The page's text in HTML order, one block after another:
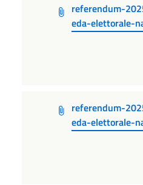
referendum-
eda-elettorale-
referendum-
eda-elettorale-